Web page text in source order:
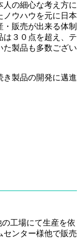
人の細心な考え方に
ノウハウを元に日本
販売が出来る体制
は３０点を超え、テ
た製品も多数ござい
き製品の開発に邁進
工場にて生産を依
センター様他で販売